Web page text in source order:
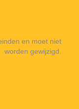
en moet niet
worden gewijzigd.